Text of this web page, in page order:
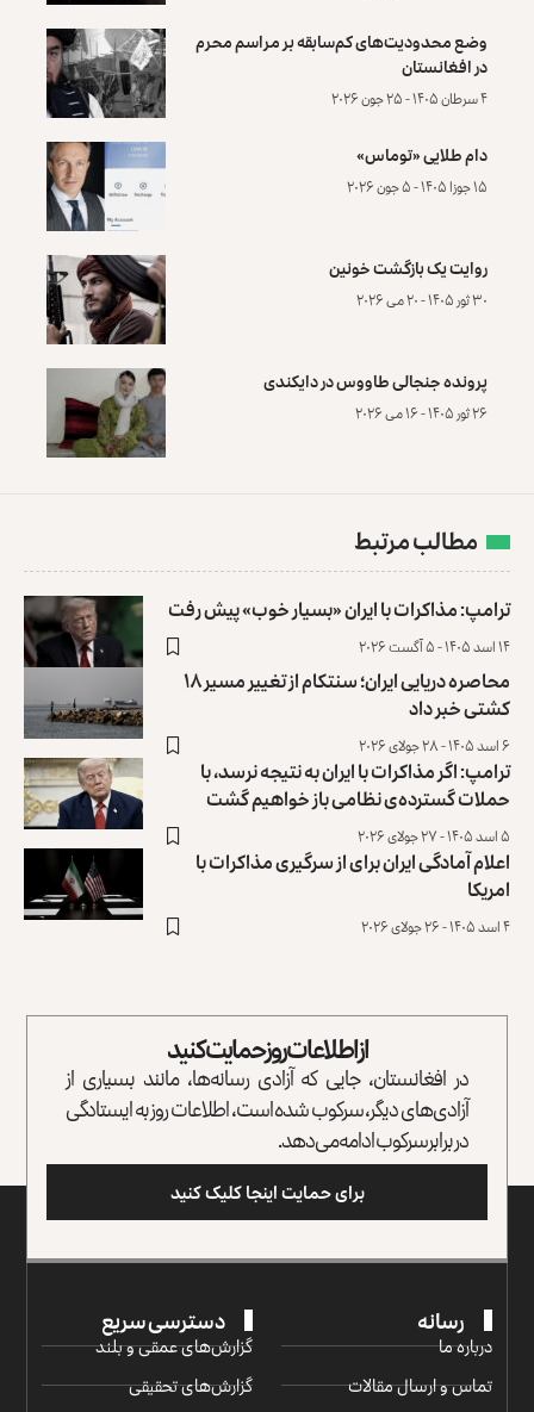
وضع محدودیت‌های کم‌سابقه بر مراسم محرم
در افغانستان
۴ سرطان ۱۴۰۵ - ۲۵ جون ۲۰۲۶
دام طلایی «توماس»
۱۵ جوزا ۱۴۰۵ - ۵ جون ۲۰۲۶
روایت یک بازگشت خونین
۳۰ ثور ۱۴۰۵ - ۲۰ می ۲۰۲۶
پرونده‌ جنجالی طاووس در دایکندی
۲۶ ثور ۱۴۰۵ - ۱۶ می ۲۰۲۶
مطالب مرتبط
ترامپ: مذاکرات با ایران «بسیار خوب» پیش رفت
۱۴ اسد ۱۴۰۵ - ۵ آگست ۲۰۲۶
محاصره دریایی ایران؛ سنتکام از تغییر مسیر ۱۸
کشتی خبر داد
۶ اسد ۱۴۰۵ - ۲۸ جولای ۲۰۲۶
ترامپ: اگر مذاکرات با ایران به نتیجه نرسد، با
حملات گسترده‌ی نظامی باز خواهیم گشت
۵ اسد ۱۴۰۵ - ۲۷ جولای ۲۰۲۶
اعلام آمادگی ایران برای از سرگیری مذاکرات با
امریکا
۴ اسد ۱۴۰۵ - ۲۶ جولای ۲۰۲۶
از اطلاعات روز حمایت کنید
در افغانستان، جایی که آزادی رسانه‌ها، مانند بسیاری از
آزادی‌های دیگر، سرکوب شده است، اطلاعات روز به ایستادگی
در برابر سرکوب ادامه می‌دهد.
برای حمایت اینجا کلیک کنید
رسانه
درباره ما
تماس و ارسال مقالات
دسترسی سریع
گزارش‌‌های عمقی و بلند
گزارش‌های تحقیقی